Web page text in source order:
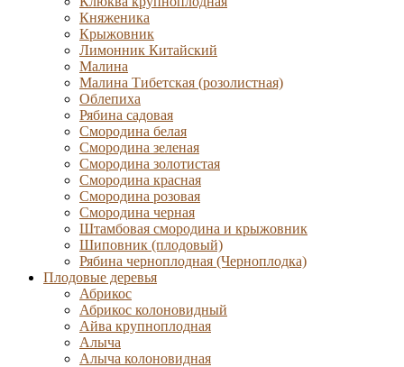
Княженика
Крыжовник
Лимонник Китайский
Малина
Малина Тибетская (розолистная)
Облепиха
Рябина садовая
Смородина белая
Смородина зеленая
Смородина золотистая
Смородина красная
Смородина розовая
Смородина черная
Штамбовая смородина и крыжовник
Шиповник (плодовый)
Рябина черноплодная (Черноплодка)
Плодовые деревья
Абрикос
Абрикос колоновидный
Айва крупноплодная
Алыча
Алыча колоновидная